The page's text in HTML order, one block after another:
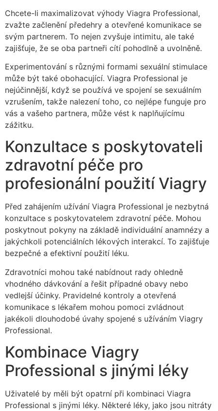
Chcete-li maximalizovat výhody Viagra Professional,
zvažte začlenění předehry a otevřené komunikace se
svým partnerem. To nejen zvyšuje intimitu, ale také
zajišťuje, že se oba partneři cítí pohodlně a uvolněně.
Experimentování s různými formami sexuální stimulace
může být také obohacující. Viagra Professional je
nejúčinnější, když se používá ve spojení se sexuálním
vzrušením, takže nalezení toho, co nejlépe funguje pro
vás a vašeho partnera, může vést k naplňujícímu
zážitku.
Konzultace s poskytovateli
zdravotní péče pro
profesionální použití Viagry
Před zahájením užívání Viagra Professional je nezbytná
konzultace s poskytovatelem zdravotní péče. Mohou
poskytnout pokyny na základě individuální anamnézy a
jakýchkoli potenciálních lékových interakcí. To zajišťuje
bezpečné a efektivní použití léku.
Zdravotníci mohou také nabídnout rady ohledně
vhodného dávkování a řešit případné obavy nebo
vedlejší účinky. Pravidelné kontroly a otevřená
komunikace s lékařem mohou pomoci zvládnout
jakékoli dlouhodobé úvahy spojené s užíváním Viagry
Professional.
Kombinace Viagry
Professional s jinými léky
Uživatelé by měli být opatrní při kombinaci Viagra
Professional s jinými léky. Některé léky, jako jsou nitráty